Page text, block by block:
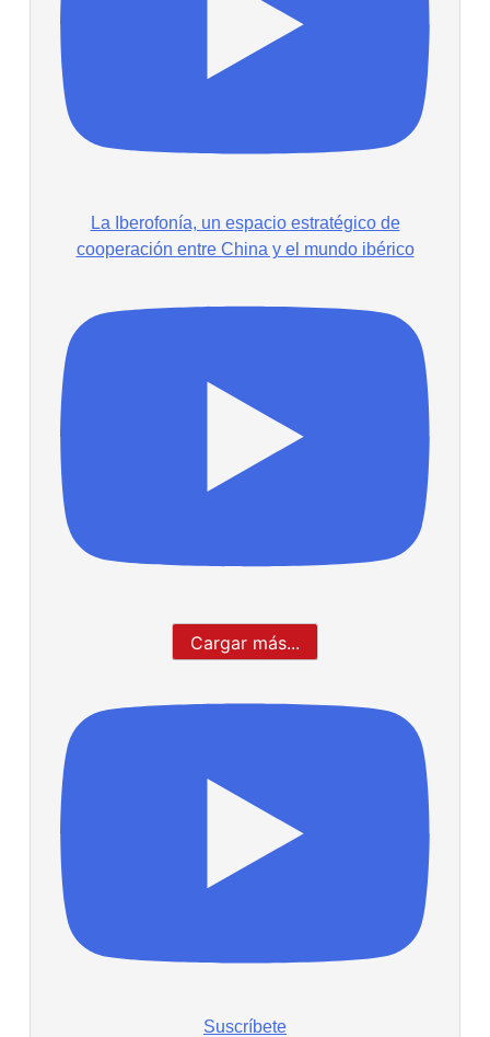
La Iberofonía, un espacio estratégico de
cooperación entre China y el mundo ibérico
Cargar más...
Suscríbete